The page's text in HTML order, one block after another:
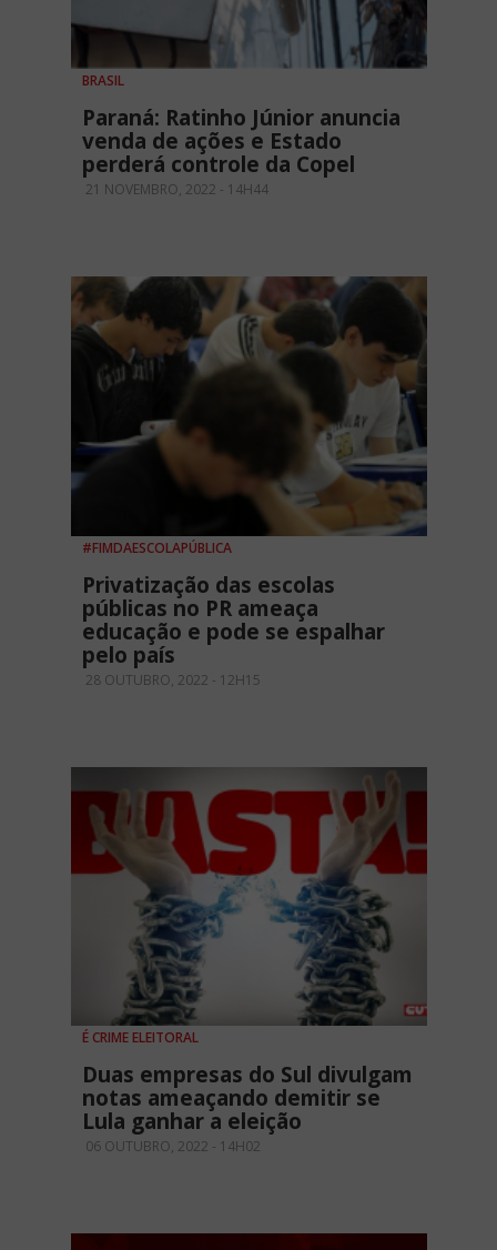
BRASIL
Paraná: Ratinho Júnior anuncia
venda de ações e Estado
perderá controle da Copel
21 NOVEMBRO, 2022 - 14H44
#FIMDAESCOLAPÚBLICA
Privatização das escolas
públicas no PR ameaça
educação e pode se espalhar
pelo país
28 OUTUBRO, 2022 - 12H15
É CRIME ELEITORAL
Duas empresas do Sul divulgam
notas ameaçando demitir se
Lula ganhar a eleição
06 OUTUBRO, 2022 - 14H02